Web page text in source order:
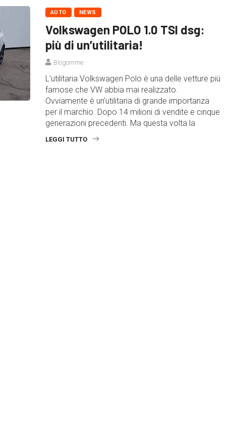
AUTO NEWS
Volkswagen POLO 1.0 TSI dsg:
più di un’utilitaria!
Blogomme
L’utilitaria Volkswagen Polo è una delle vetture più
famose che VW abbia mai realizzato.
Ovviamente è un’utilitaria di grande importanza
per il marchio. Dopo 14 milioni di vendite e cinque
generazioni precedenti. Ma questa volta la
LEGGI TUTTO